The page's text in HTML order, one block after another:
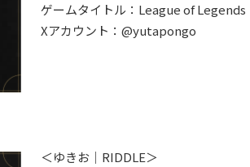
ゲームタイトル：League of Legends
Xアカウント：@yutapongo
＜ゆきお｜RIDDLE＞